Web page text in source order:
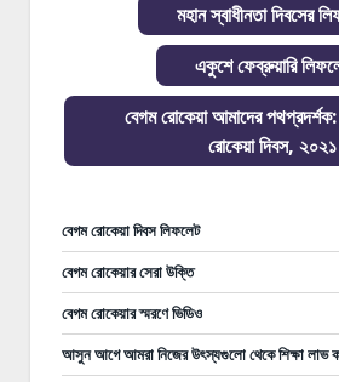
মহান স্বাধীনতা দিবসের
একুশে ফেব্রুয়ারি
বেগম রোকেয়া আমাদের
রোকেয়া দিবস, ২০২১
বেগম রোকেয়া দিবস লিফলেট
বেগম রোকেয়ার সেরা উক্তি
বেগম রোকেয়ার স্মরণে ভিডিও
আসুন আগে আমরা নিজের উৎস্যগুলো থেকে শিক্ষা লাভ